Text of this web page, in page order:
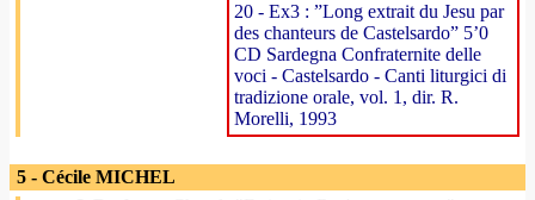
20 - Ex3 : ”Long extrait du Jesu par
des chanteurs de Castelsardo” 5’0
CD Sardegna Confraternite delle
voci - Castelsardo - Canti liturgici di
tradizione orale, vol. 1, dir. R.
Morelli, 1993
5 - Cécile MICHEL